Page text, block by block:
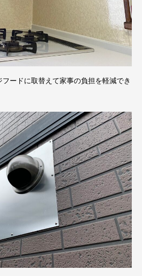
ードに取替えて家事の負担を軽減でき